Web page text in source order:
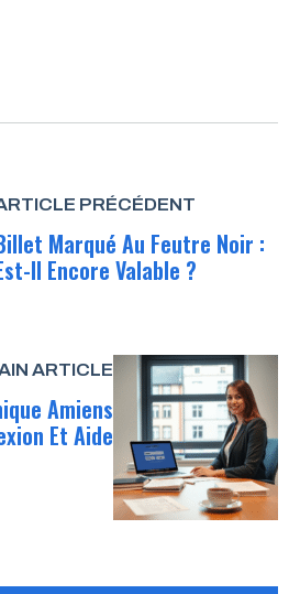
PRÉCÉDENT
Marqué Au Feutre Noir :
Il Encore Valable ?
ARTICLE
Amiens
Et Aide